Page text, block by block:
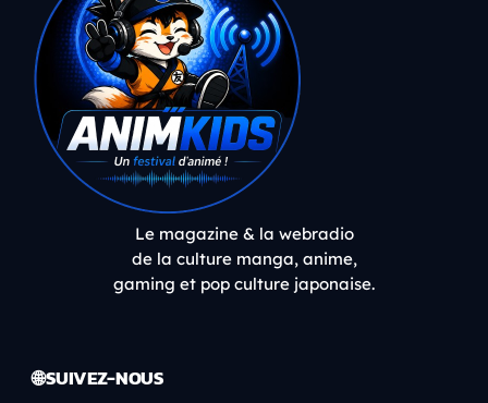
Le magazine & la webradio
de la culture manga, anime,
gaming et pop culture japonaise.
🌐 SUIVEZ-NOUS